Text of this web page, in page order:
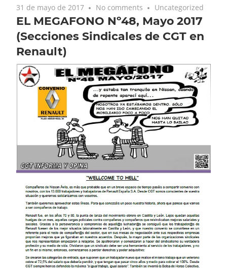
31 de mayo de 2017 No comments Uncategorized
EL MEGAFONO Nº48, Mayo 2017
(Secciones Sindicales de CGT en
Renault)